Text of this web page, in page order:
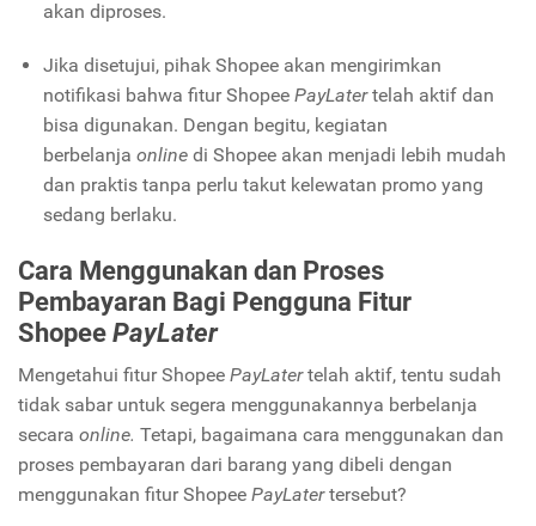
akan diproses.
Jika disetujui, pihak Shopee akan mengirimkan
notifikasi bahwa fitur Shopee PayLatertelah aktif dan
bisa digunakan. Dengan begitu, kegiatan
berbelanja online di Shopee akan menjadi lebih mudah
dan praktis tanpa perlu takut kelewatan promo yang
sedang berlaku.
Cara Menggunakan dan Proses
Pembayaran Bagi Pengguna Fitur
ShopeePayLater
Mengetahui fitur Shopee PayLatertelah aktif, tentu sudah
tidak sabar untuk segera menggunakannya berbelanja
secara online. Tetapi, bagaimana cara menggunakan dan
proses pembayaran dari barang yang dibeli dengan
menggunakan fitur Shopee PayLatertersebut?